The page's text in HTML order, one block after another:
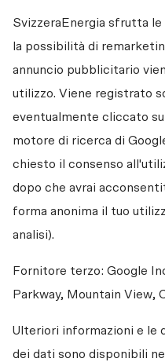
SvizzeraEnergia sfrutta le
la possibilità di
annuncio pubblicitario
utilizzo. Viene registrato
eventualmente cliccato
motore di ricerca di
chiesto il consenso
dopo che avrai
forma anonima il tuo
analisi).
Fornitore terzo: Google
Parkway, Mountain View,
Ulteriori informazioni e le
dei dati sono disponibili